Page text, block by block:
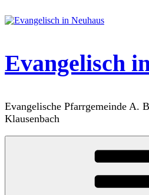
Inhalt
Evangelisch
Evangelische Pfarrgemeinde A.
Klausenbach